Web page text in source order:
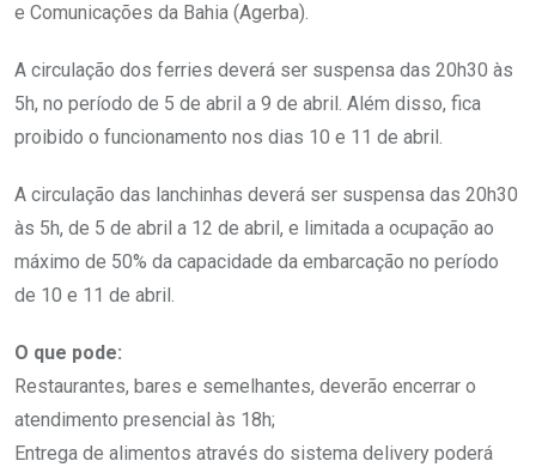
e Comunicações da Bahia (Agerba).
A circulação dos ferries deverá ser suspensa das 20h30 às
5h, no período de 5 de abril a 9 de abril. Além disso, fica
proibido o funcionamento nos dias 10 e 11 de abril.
A circulação das lanchinhas deverá ser suspensa das 20h30
às 5h, de 5 de abril a 12 de abril, e limitada a ocupação ao
máximo de 50% da capacidade da embarcação no período
de 10 e 11 de abril.
O que pode:
Restaurantes, bares e semelhantes, deverão encerrar o
atendimento presencial às 18h;
Entrega de alimentos através do sistema delivery poderá